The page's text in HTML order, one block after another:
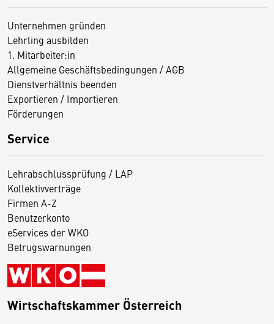
Unternehmen gründen
Lehrling ausbilden
1. Mitarbeiter:in
Allgemeine Geschäftsbedingungen / AGB
Dienstverhältnis beenden
Exportieren / Importieren
Förderungen
Service
Lehrabschlussprüfung / LAP
Kollektivverträge
Firmen A-Z
Benutzerkonto
eServices der WKO
Betrugswarnungen
Wirtschaftskammer Österreich